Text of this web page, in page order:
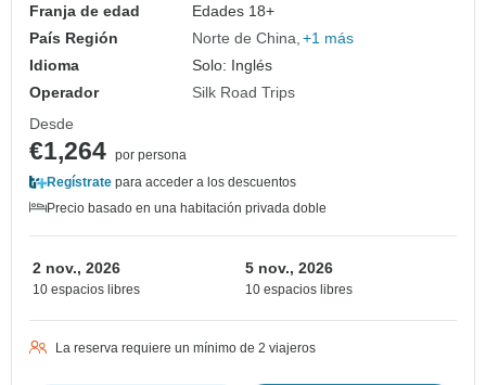
Franja de edad
Edades 18+
País Región
Norte de China +1 más
Idioma
Solo: Inglés
Operador
Silk Road Trips
Desde
€1,264 por persona
Regístrate para acceder a los descuentos
Precio basado en una habitación privada doble
2 nov., 2026
10 espacios libres
5 nov., 2026
10 espacios libres
La reserva requiere un mínimo de 2 viajeros